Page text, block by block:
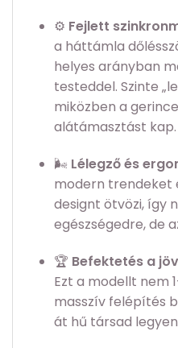
⚙️ Fejlett
a háttámla
helyes arányban
testeddel. Szinte
miközben a
alátámasztást kap.
🌬️ Lélegző és
modern trendeket
designt ötvözi, így
egészségedre, de
🏆 Befektetés a
Ezt a modellt nem
masszív felépítés
át hű társad